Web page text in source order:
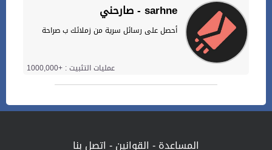
صارحني - sarhne
أحصل على رسائل سرية من زملائك ب صراحة
عمليات التثبيت : +1000,000
المساعدة- القوانين- اتصل بنا